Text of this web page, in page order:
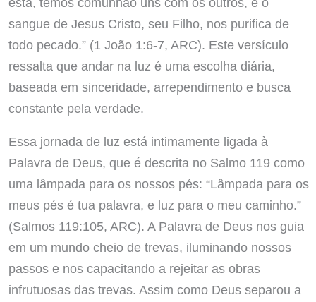
sangue de Jesus Cristo, seu Filho, nos purifica de
todo pecado.” (1 João 1:6-7, ARC). Este versículo
ressalta que andar na luz é uma escolha diária,
baseada em sinceridade, arrependimento e busca
constante pela verdade.
Essa jornada de luz está intimamente ligada à
Palavra de Deus, que é descrita no Salmo 119 como
uma lâmpada para os nossos pés: “Lâmpada para os
meus pés é tua palavra, e luz para o meu caminho.”
(Salmos 119:105, ARC). A Palavra de Deus nos guia
em um mundo cheio de trevas, iluminando nossos
passos e nos capacitando a rejeitar as obras
infrutuosas das trevas. Assim como Deus separou a